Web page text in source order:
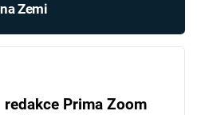
Zemi
redakce Prima Zoom